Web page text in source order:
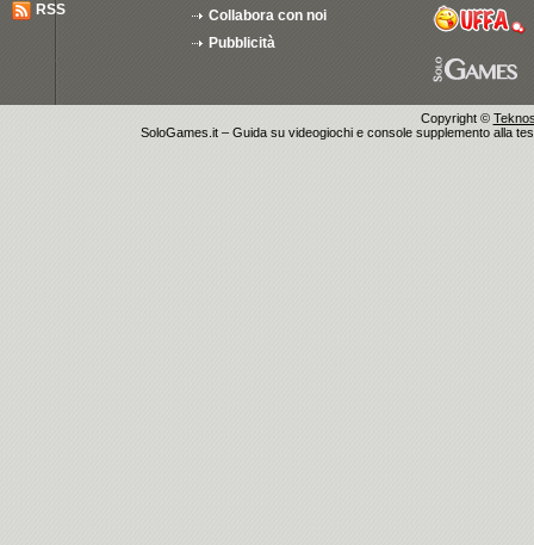
RSS
Collabora con noi
Pubblicità
Copyright ©
SoloGames.it – Guida su videogiochi e console supplemento alla